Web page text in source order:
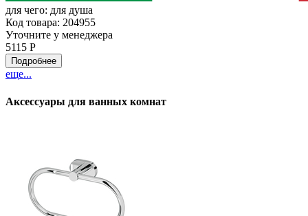
для чего: для душа
Код товара: 204955
Уточните у менеджера
5115 Р
Подробнее
еще...
Аксессуары для ванных комнат